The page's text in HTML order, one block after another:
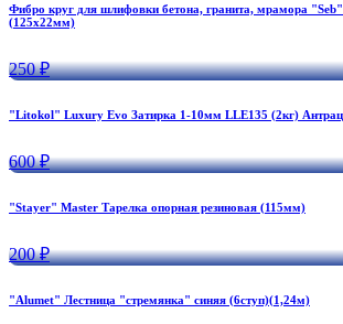
Фибро круг для шлифовки бетона, гранита, мрамора
(125х22мм)
250 ₽
"Litokol" Luxury Evo Затирка 1-10мм LLE135 (2кг)
600 ₽
"Stayer" Master Тарелка опорная резиновая (115мм)
200 ₽
"Alumet" Лестница "стремянка" синяя (6ступ)(1,24м)